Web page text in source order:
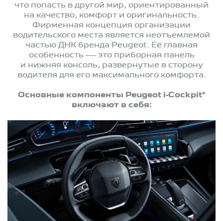
что попасть в другой мир, ориентированный
на качество, комфорт и оригинальность.
Фирменная концепция организации
водительского места является неотъемлемой
частью ДНК бренда Peugeot. Её главная
особенность — это приборная панель
и нижняя консоль, развернутые в сторону
водителя для его максимального комфорта.
Основные компоненты Peugeot i-Cockpit®
включают в себя: